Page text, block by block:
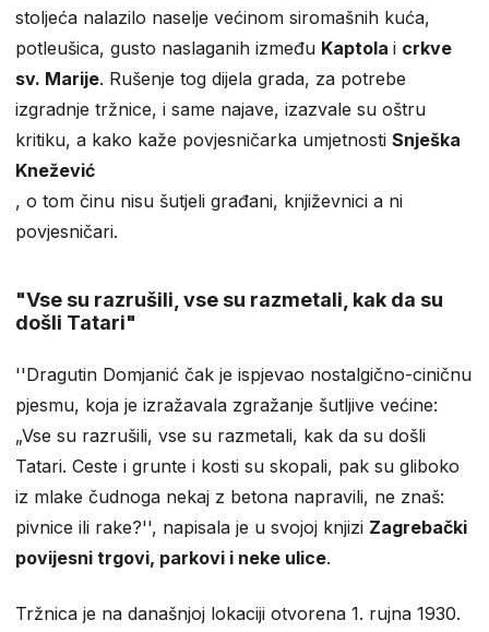
stoljeća nalazilo naselje većinom siromašnih kuća,
potleušica, gusto naslaganih između Kaptola i crkve
sv. Marije. Rušenje tog dijela grada, za potrebe
izgradnje tržnice, i same najave, izazvale su oštru
kritiku, a kako kaže povjesničarka umjetnosti Snješka
Knežević
, o tom činu nisu šutjeli građani, književnici a ni
povjesničari.
"Vse su razrušili, vse su razmetali, kak da su
došli Tatari"
''Dragutin Domjanić čak je ispjevao nostalgično-ciničnu
pjesmu, koja je izražavala zgražanje šutljive većine:
„Vse su razrušili, vse su razmetali, kak da su došli
Tatari. Ceste i grunte i kosti su skopali, pak su gliboko
iz mlake čudnoga nekaj z betona napravili, ne znaš:
pivnice ili rake?'', napisala je u svojoj knjizi Zagrebački
povijesni trgovi, parkovi i neke ulice.
Tržnica je na današnjoj lokaciji otvorena 1. rujna 1930.